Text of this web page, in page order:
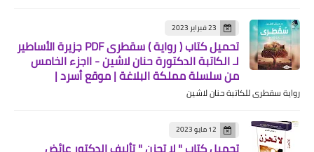
23 فبراير 2023
تحميل كتاب ( رواية ) سقطرى PDF جزيرة الأساطير
لـ الكاتبة الدكتورة حنان لاشين - ااجزء الخامس
من سلسلة مملكة البلاغة | موقع أسرد |
رواية سقطرى للكاتبة حنان لاشين
12 مايو 2023